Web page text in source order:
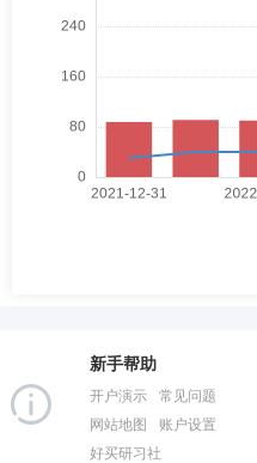
新手帮助
开户演示
常见问题
网站地图
账户设置
好买研习社